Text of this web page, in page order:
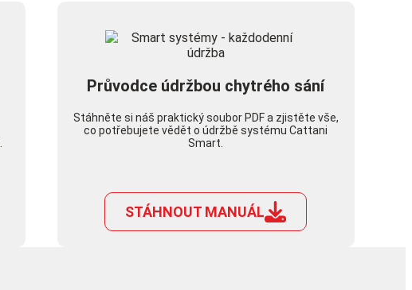
Průvodce údržbou chytrého sání
Stáhněte si náš praktický soubor PDF a zjistěte vše,
co potřebujete vědět o údržbě systému Cattani
Smart.
STÁHNOUT MANUÁL